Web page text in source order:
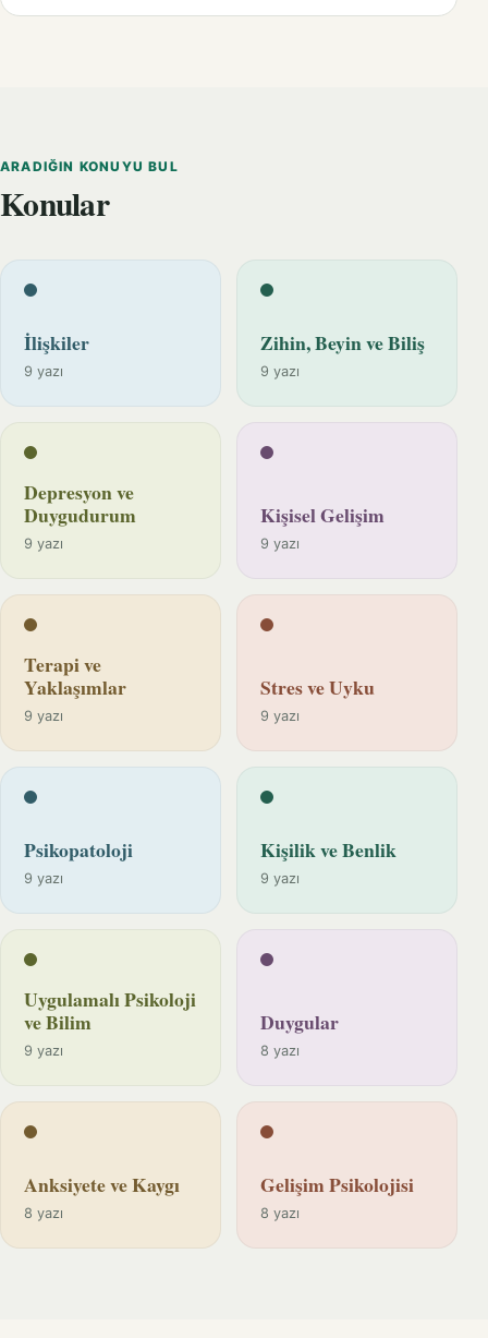
ARADIĞIN KONUYU BUL
Konular
İlişkiler
9 yazı
Zihin, Beyin ve Biliş
9 yazı
Depresyon ve
Duygudurum
9 yazı
Kişisel Gelişim
9 yazı
Terapi ve
Yaklaşımlar
9 yazı
Stres ve Uyku
9 yazı
Psikopatoloji
9 yazı
Kişilik ve Benlik
9 yazı
Uygulamalı Psikoloji
ve Bilim
9 yazı
Duygular
8 yazı
Anksiyete ve Kaygı
8 yazı
Gelişim Psikolojisi
8 yazı